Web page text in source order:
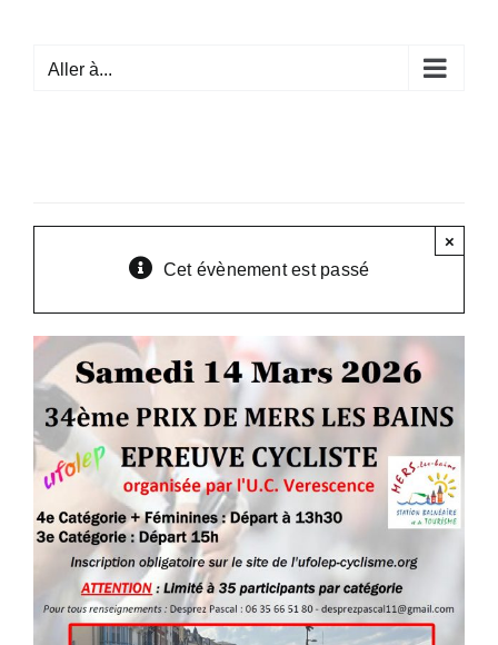
contenuAller à...
Cet évènement est passé
×